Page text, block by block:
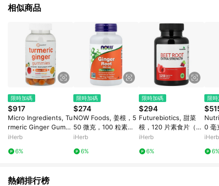
碼或獎勵代碼 （會獲得獎勵金） 、英文數字亂數組合，如
格。 4.符合贈點資格者，將於出貨後3個工作日陸續發送交易訊
息通知。 5.點數將於廠商出貨後，隔天起算85天後陸續確認發
送。 6.國際商家之商品金額及回饋點數依據將以商品未稅價格為
準。 7.國際商家之商品金額可能受匯率影響而有微幅差異。 8. 如
需確認訂單回饋資格，僅提供訂購後60天內的訂單查詢。 9.多筆
訂單連續下單 : 每一筆訂單皆需獨立從LINE購物完成跳轉，在您
完成一筆訂單的跳轉及結帳後，若需再次下單，請務必重新透過
相似商品
限時加碼
$917
Micro Ingredients, Tu
rmeric Ginger Gummi
es, Peach Mango, 12
iHerb
6%
限時加碼
$274
NOW Foods, 姜根，5
50 微克，100 粒素食
膠囊
iHerb
6%
限時加碼
$294
Futurebiotics, 甜菜
根，120 片素食片（每
片 250 毫克）
iHerb
6%
限
0 毫
iHerb
熱銷排行榜